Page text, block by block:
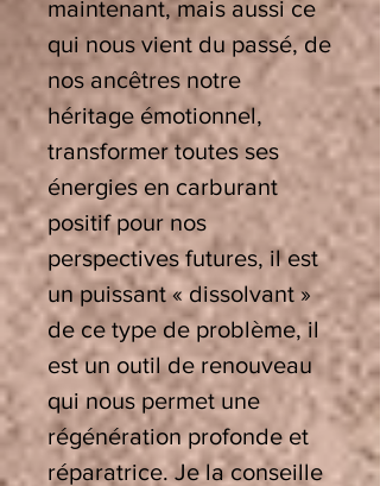
maintenant, mais aussi ce
qui nous vient du passé, de
nos ancêtres notre
héritage émotionnel,
transformer toutes ses
énergies en carburant
positif pour nos
perspectives futures, il est
un puissant « dissolvant »
de ce type de problème, il
est un outil de renouveau
qui nous permet une
régénération profonde et
réparatrice. Je la conseille